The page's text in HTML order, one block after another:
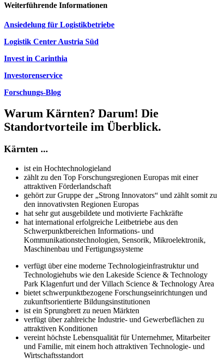
Weiterführende Informationen
Ansiedelung für Logistikbetriebe
Logistik Center Austria Süd
Invest in Carinthia
Investorenservice
Forschungs-Blog
Warum Kärnten? Darum! Die
Standortvorteile im Überblick.
Kärnten ...
ist ein Hochtechnologieland
zählt zu den Top Forschungsregionen Europas mit einer
attraktiven Förderlandschaft
gehört zur Gruppe der „Strong Innovators“ und zählt somit zu
den innovativsten Regionen Europas
hat sehr gut ausgebildete und motivierte Fachkräfte
hat international erfolgreiche Leitbetriebe aus den
Schwerpunktbereichen Informations- und
Kommunikationstechnologien, Sensorik, Mikroelektronik,
Maschinenbau und Fertigungssysteme
verfügt über eine moderne Technologieinfrastruktur und
Technologiehubs wie den Lakeside Science & Technology
Park Klagenfurt und der Villach Science & Technology Area
bietet schwerpunktbezogene Forschungseinrichtungen und
zukunftsorientierte Bildungsinstitutionen
ist ein Sprungbrett zu neuen Märkten
verfügt über zahlreiche Industrie- und Gewerbeflächen zu
attraktiven Konditionen
vereint höchste Lebensqualität für Unternehmer, Mitarbeiter
und Familie, mit einem hoch attraktiven Technologie- und
Wirtschaftsstandort